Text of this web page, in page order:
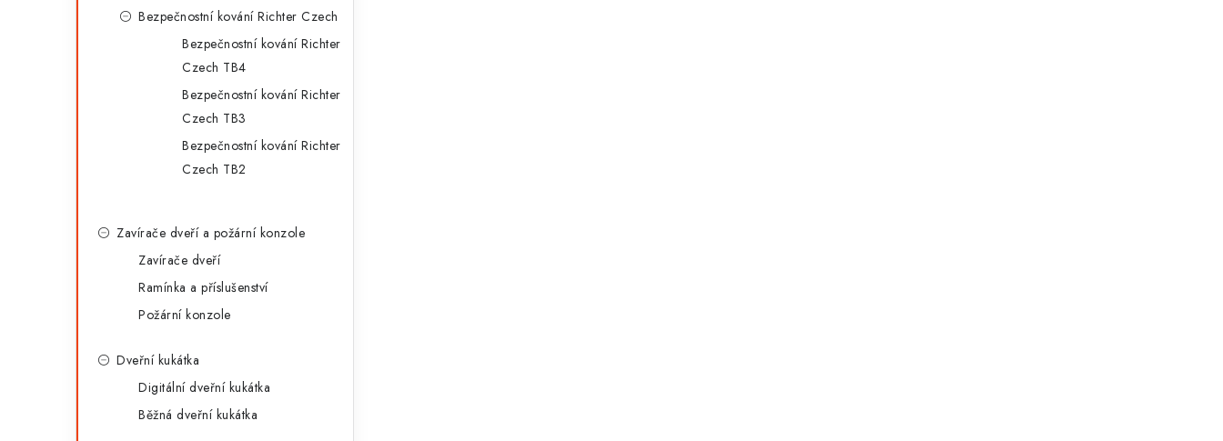
Bezpečnostní kování Richter Czech
Bezpečnostní kování Richter
Czech TB4
Bezpečnostní kování Richter
Czech TB3
Bezpečnostní kování Richter
Czech TB2
Zavírače dveří a požární konzole
Zavírače dveří
Ramínka a příslušenství
Požární konzole
Dveřní kukátka
Digitální dveřní kukátka
Běžná dveřní kukátka